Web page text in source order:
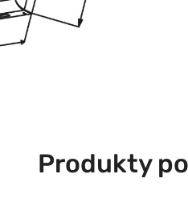
Produkty
Produkty